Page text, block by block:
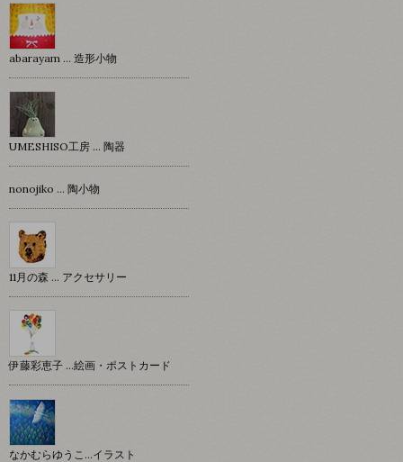
abarayam … 造形小物
UMESHISO工房 … 陶器
nonojiko ... 陶小物
11月の森 … アクセサリー
伊藤彩恵子 …絵画・ポストカード
なかむらゆうこ…イラスト